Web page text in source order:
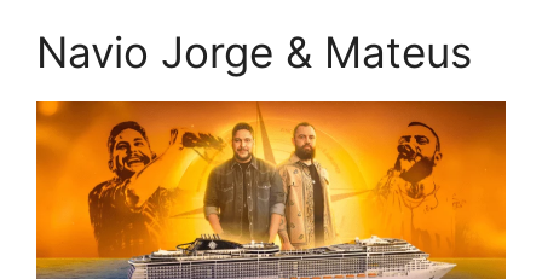
Navio Jorge & Mateus